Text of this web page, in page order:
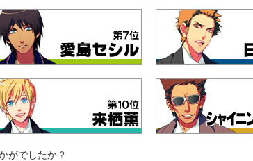
がでしたか？